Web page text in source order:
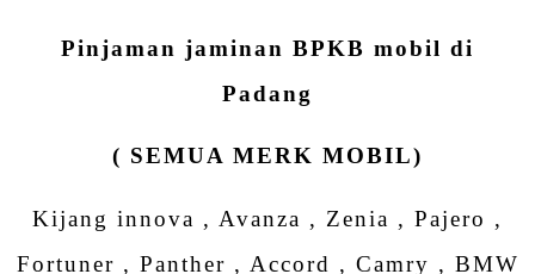
Pinjaman jaminan BPKB mobil di
Padang
( SEMUA MERK MOBIL)
Kijang innova , Avanza , Zenia , Pajero ,
Fortuner , Panther , Accord , Camry , BMW